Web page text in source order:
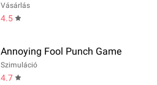
Vásárlás
4.5
Annoying Fool Punch Game
Szimuláció
4.7